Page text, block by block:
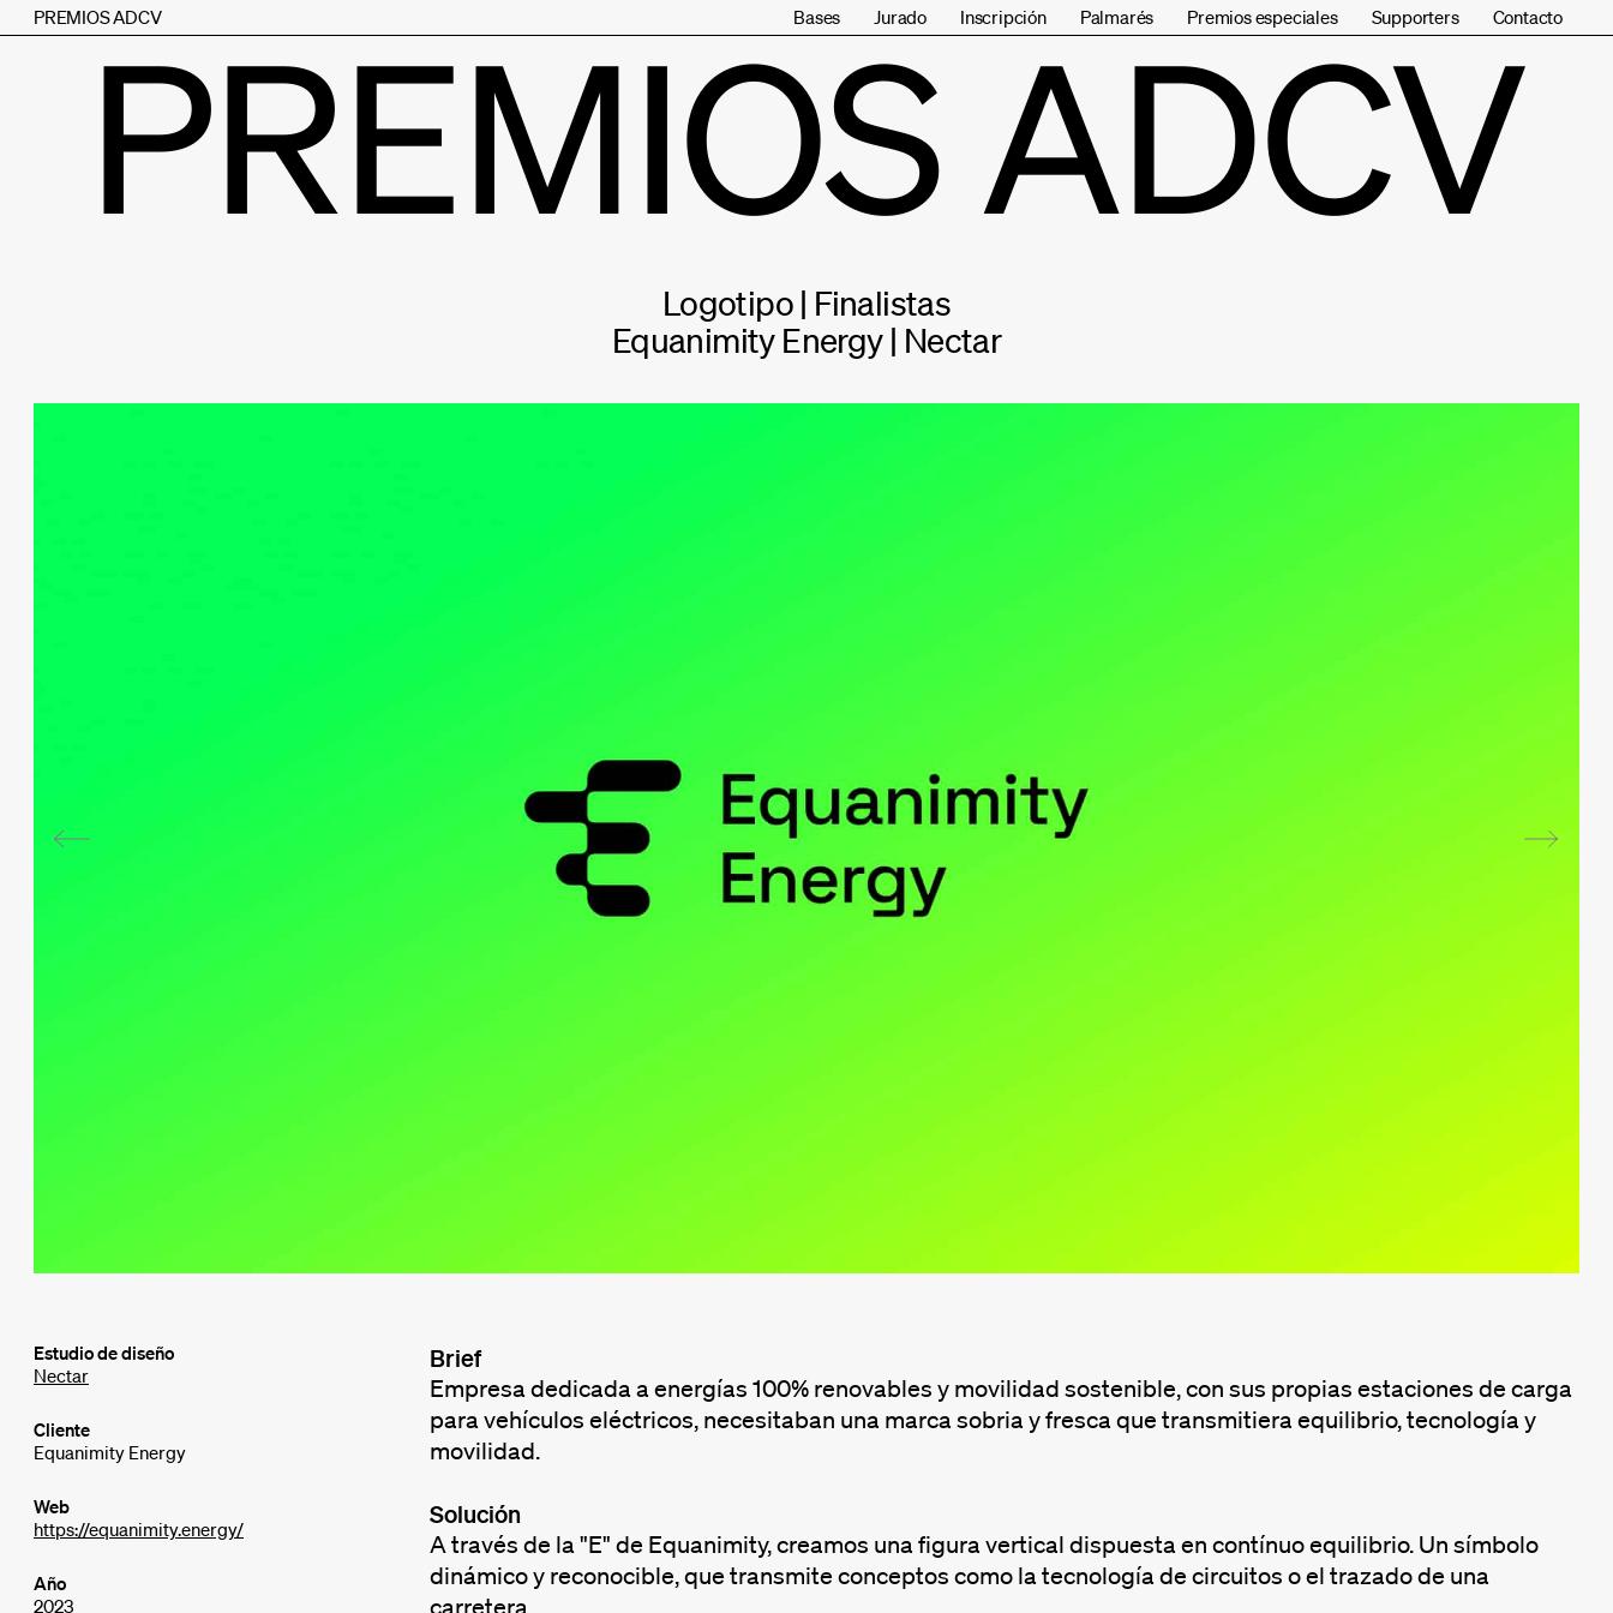
PREMIOS ADCV Bases Jurado Inscripción Palmarés Premios especiales Supporters Contacto
PREMIOS ADCV
Logotipo | Finalistas
Equanimity Energy | Nectar
Estudio de diseño
Nectar
Cliente
Equanimity Energy
Web
https://equanimity.energy/
Año
2023
Brief
Empresa dedicada a energías 100% renovables y movilidad sostenible, con sus propias estaciones de carga
para vehículos eléctricos, necesitaban una marca sobria y fresca que transmitiera equilibrio, tecnología y
movilidad.
Solución
A través de la "E" de Equanimity, creamos una figura vertical dispuesta en contínuo equilibrio. Un símbolo
dinámico y reconocible, que transmite conceptos como la tecnología de circuitos o el trazado de una